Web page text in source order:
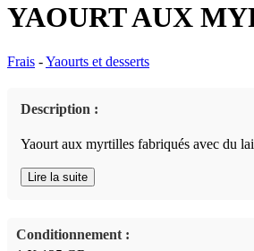
YAOURT AUX
Frais -Yaourts et desserts
Description :
Yaourt aux myrtilles fabriqués avec du
Lire la suite
Conditionnement :